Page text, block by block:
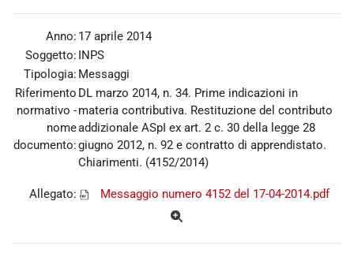
Anno: 17 aprile 2014
Soggetto: INPS
Tipologia: Messaggi
Riferimento
normativo -
nome
documento:
DL marzo 2014, n. 34. Prime indicazioni in
materia contributiva. Restituzione del contributo
addizionale ASpI ex art. 2 c. 30 della legge 28
giugno 2012, n. 92 e contratto di apprendistato.
Chiarimenti. (4152/2014)
Allegato: Messaggio numero 4152 del 17-04-2014.pdf